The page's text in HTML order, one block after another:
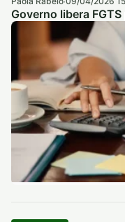
Governo libera